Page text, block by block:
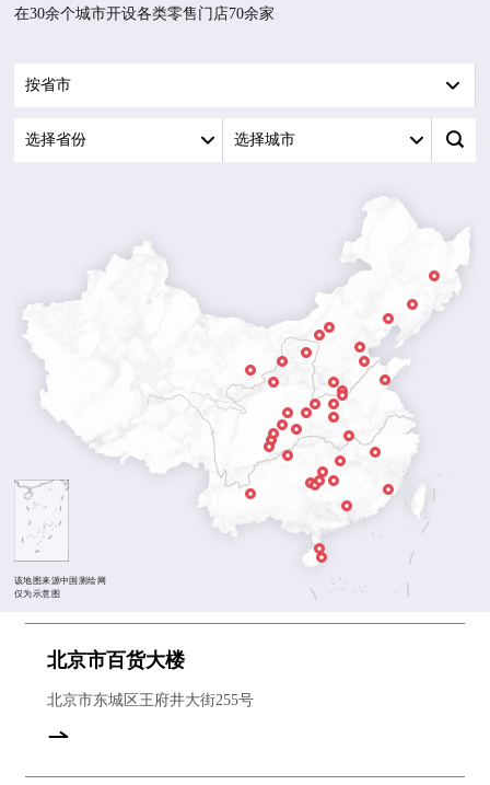
在30余个城市开设各类零售门店70余家
按省市
选择省份 选择城市
海口市 HAIKOU
新乡市 XINXIANG
咸阳市 XIANYANG
六盘水市 LIUPANSHUI
凯里市 KAILI
遵义市 ZUNYI
安顺市 ANSHUN
昆明市 KUNMING
绵阳市 MIANYANG
巴中市 BAZHONG
南充市 NANCHONG
眉山市 MEISHAN
乐山市 LESHAN
鄂尔多斯市 EERDUOSI
包头市 BAOTOU
呼和浩特市 HUHEHAOTE
西宁市 XINING
西安市 XIAN
焦作市 JIAOZUO
洛阳市 LUOYANG
郑州市 ZHENGZHOU
贵阳市 GUIYANG
万宁市 WANNING
南昌市
佛山市 FOSHAN
东营市
厦门市
武汉市 WUHAN
哈尔滨
沈阳市
长春市
重庆市 CHONGQING
天津市 TIANJIN
兰州市 LAN
银川市 YINCHUAN
太原市 TAIYUAN
成都市 CHENGDU
长沙市 CHANGSHA
北京市 BEIJING
该地图来源中国测绘网
仅为示意图
北京市百货大楼
北京市东城区王府井大街255号